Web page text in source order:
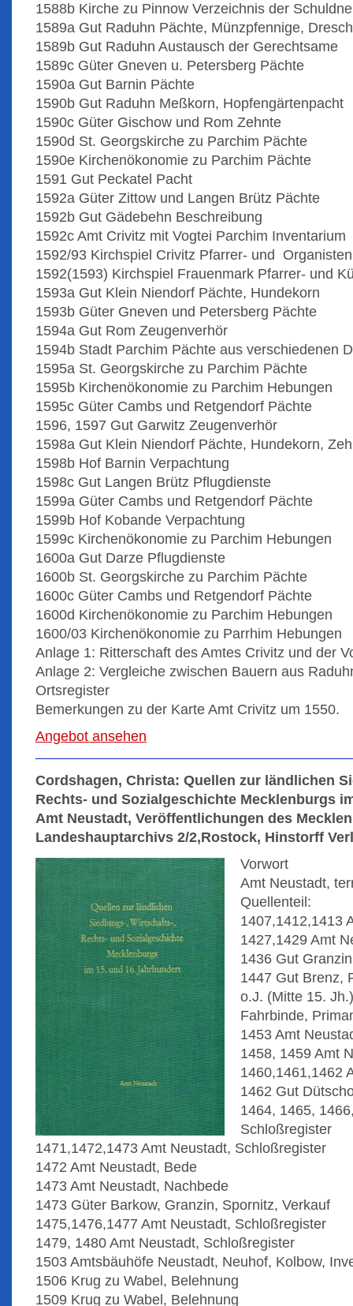
1588b Kirche zu Pinnow Verzeichnis der
1589a Gut Raduhn Pächte, Münzpfennige,
1589b Gut Raduhn Austausch der Gerechtsame
1589c Güter Gneven u. Petersberg Pächte
1590a Gut Barnin Pächte
1590b Gut Raduhn Meßkorn, Hopfengärtenpacht
1590c Güter Gischow und Rom Zehnte
1590d St. Georgskirche zu Parchim Pächte
1590e Kirchenökonomie zu Parchim Pächte
1591 Gut Peckatel Pacht
1592a Güter Zittow und Langen Brütz Pächte
1592b Gut Gädebehn Beschreibung
1592c Amt Crivitz mit Vogtei Parchim Inventarium
1592/93 Kirchspiel Crivitz Pfarrer- und
1592(1593) Kirchspiel Frauenmark Pfarrer- und
1593a Gut Klein Niendorf Pächte, Hundekorn
1593b Güter Gneven und Petersberg Pächte
1594a Gut Rom Zeugenverhör
1594b Stadt Parchim Pächte aus verschiedenen
1595a St. Georgskirche zu Parchim Pächte
1595b Kirchenökonomie zu Parchim Hebungen
1595c Güter Cambs und Retgendorf Pächte
1596, 1597 Gut Garwitz Zeugenverhör
1598a Gut Klein Niendorf Pächte, Hundekorn,
1598b Hof Barnin Verpachtung
1598c Gut Langen Brütz Pflugdienste
1599a Güter Cambs und Retgendorf Pächte
1599b Hof Kobande Verpachtung
1599c Kirchenökonomie zu Parchim Hebungen
1600a Gut Darze Pflugdienste
1600b St. Georgskirche zu Parchim Pächte
1600c Güter Cambs und Retgendorf Pächte
1600d Kirchenökonomie zu Parchim Hebungen
1600/03 Kirchenökonomie zu Parrhim Hebungen
Anlage 1: Ritterschaft des Amtes Crivitz und der
Anlage 2: Vergleiche zwischen Bauern aus
Ortsregister
Bemerkungen zu der Karte Amt Crivitz um 1550.
Angebot ansehen
Cordshagen, Christa: Quellen zur ländlichen
Rechts- und Sozialgeschichte Mecklenburgs
Amt Neustadt, Veröffentlichungen des
Landeshauptarchivs 2/2,Rostock, Hinstorff
Vorwort
Amt Neustadt,
Quellenteil:
1407,1412,1413
1427,1429 Amt
1436 Gut
1447 Gut Brenz,
o.J. (Mitte 15.
Fahrbinde,
1453 Amt
1458, 1459 Amt
1460,1461,1462
1462 Gut
1464, 1465,
Schloßregister
1471,1472,1473 Amt Neustadt, Schloßregister
1472 Amt Neustadt, Bede
1473 Amt Neustadt, Nachbede
1473 Güter Barkow, Granzin, Spornitz, Verkauf
1475,1476,1477 Amt Neustadt, Schloßregister
1479, 1480 Amt Neustadt, Schloßregister
1503 Amtsbäuhöfe Neustadt, Neuhof, Kolbow,
1506 Krug zu Wabel, Belehnung
1509 Krug zu Wabel, Belehnung